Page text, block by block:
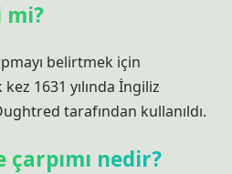
mi?
belirtmek için
1631 yılında İngiliz
tarafından kullanıldı.
çarpımı nedir?